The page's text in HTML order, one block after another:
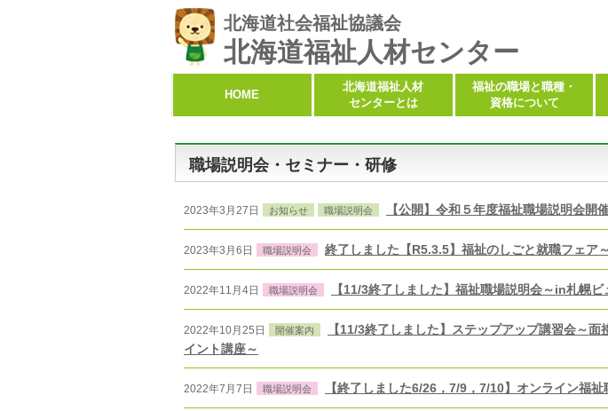
北海道社会福祉協議会
北海道福祉人材センター
HOME
北海道福祉人材
センターとは
福祉の職場と職種・
資格について
職場説明会・セミナー・研修
2023年3月27日 お知らせ 職場説明会 【公開】令和５年度福祉職場説明会開
2023年3月6日 職場説明会 終了しました【R5.3.5】福祉のしごと就職フェア
2022年11月4日 職場説明会 【11/3終了しました】福祉職場説明会～in札幌ビ
2022年10月25日 開催案内
【11/3終了しました】ステップアップ講習会～
イント講座～
2022年7月7日 職場説明会 【終了しました6/26，7/9，7/10】オンライン福